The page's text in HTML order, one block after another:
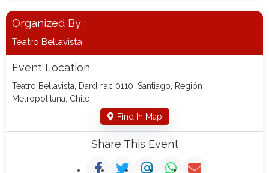
Organized By :
Teatro Bellavista
Event Location
Teatro Bellavista, Dardinac 0110, Santiago, Región
Metropolitana, Chile
Find In Map
Share This Event